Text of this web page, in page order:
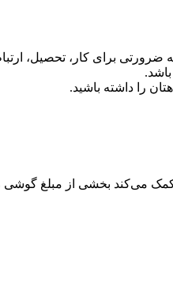
برای کار، تحصیل،
را داشته باشید.
می‌کند بخشی از مبلغ گوشی